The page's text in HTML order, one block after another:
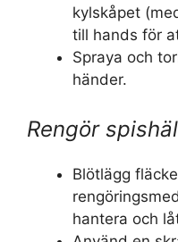
kylskåpet
till hands för
Spraya och
händer.
Rengör
Blötlägg
hantera och